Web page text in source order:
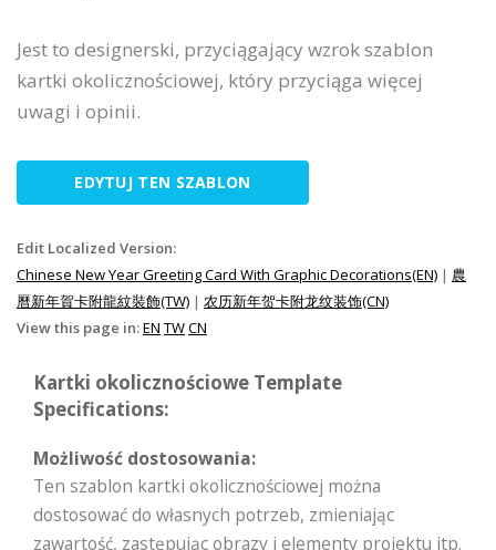
Jest to designerski, przyciągający wzrok szablon
kartki okolicznościowej, który przyciąga więcej
uwagi i opinii.
EDYTUJ TEN SZABLON
Edit Localized Version:
Chinese New Year Greeting Card With Graphic Decorations(EN) | 農
曆新年賀卡附龍紋裝飾(TW) | 农历新年贺卡附龙纹装饰(CN)
View this page in:EN TWCN
Kartki okolicznościowe Template
Specifications:
Możliwość dostosowania:
Ten szablon kartki okolicznościowej można
dostosować do własnych potrzeb, zmieniając
zawartość, zastępując obrazy i elementy projektu itp.